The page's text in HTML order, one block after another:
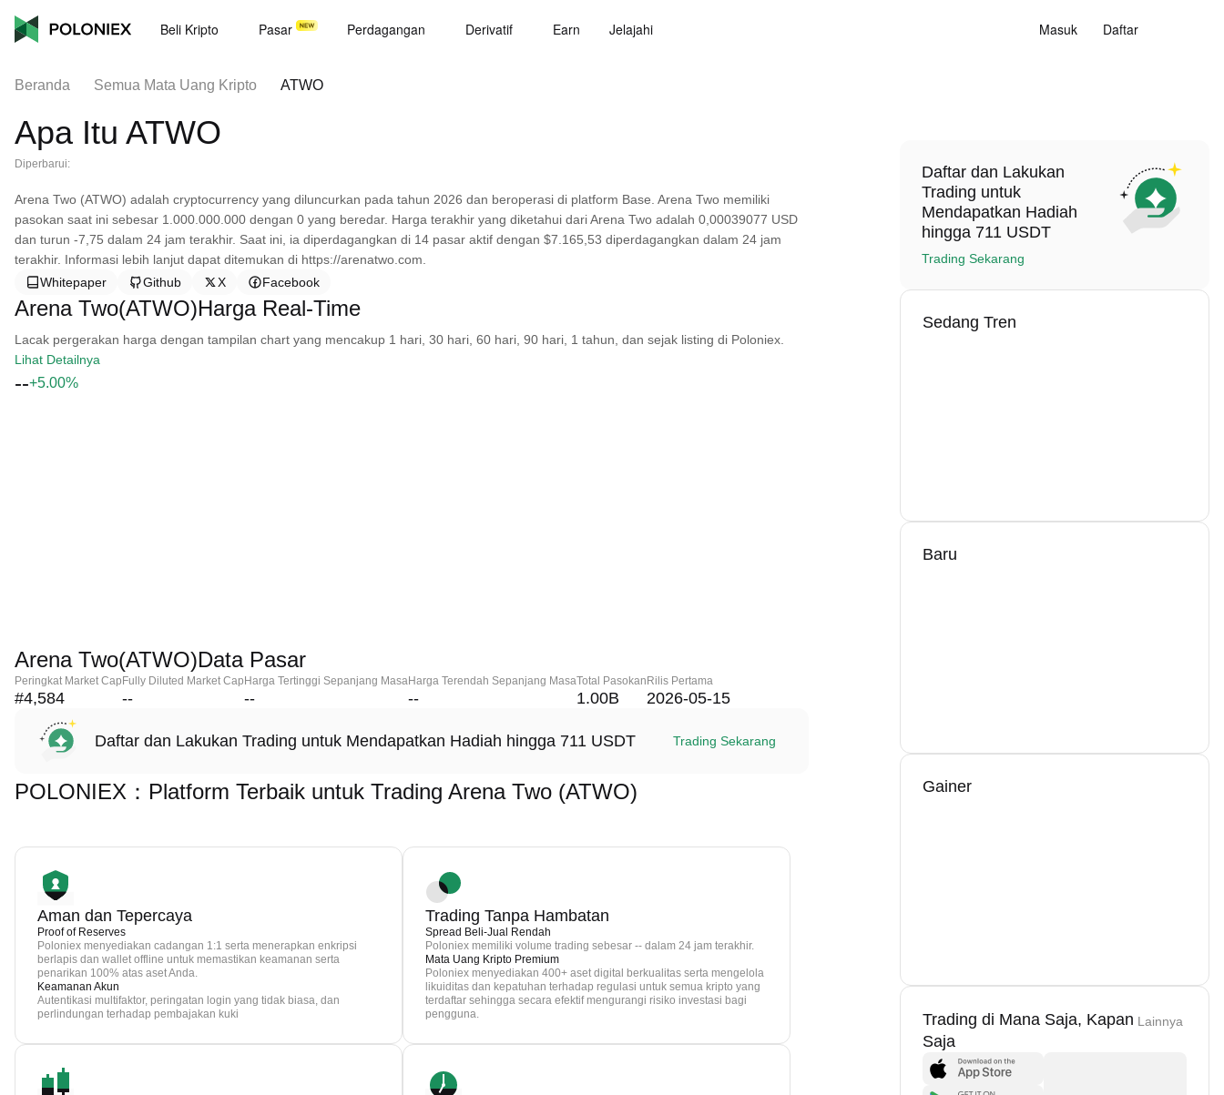
Beli Kripto Pasar Perdagangan Derivatif Earn Jelajahi Masuk Daftar
Beranda Semua Mata Uang Kripto ATWO
Apa Itu ATWO
Diperbarui:
Arena Two (ATWO) adalah cryptocurrency yang diluncurkan pada tahun 2026 dan beroperasi di platform Base. Arena Two memiliki
pasokan saat ini sebesar 1.000.000.000 dengan 0 yang beredar. Harga terakhir yang diketahui dari Arena Two adalah 0,00039077 USD
dan turun -7,75 dalam 24 jam terakhir. Saat ini, ia diperdagangkan di 14 pasar aktif dengan $7.165,53 diperdagangkan dalam 24 jam
terakhir. Informasi lebih lanjut dapat ditemukan di https://arenatwo.com.
Whitepaper
Github X Facebook
Arena Two(ATWO)Harga Real-Time
Lacak pergerakan harga dengan tampilan chart yang mencakup 1 hari, 30 hari, 60 hari, 90 hari, 1 tahun, dan sejak listing di Poloniex.
Lihat Detailnya
--+5.00%
Arena Two(ATWO)Data Pasar
Peringkat Market Cap
#4,584
Fully Diluted Market Cap
--
Harga Tertinggi Sepanjang Masa
--
Harga Terendah Sepanjang Masa
--
Total Pasokan
1.00B
Rilis Pertama
2026-05-15
Daftar dan Lakukan Trading untuk Mendapatkan Hadiah hingga 711 USDT Trading Sekarang
POLONIEX：Platform Terbaik untuk Trading Arena Two (ATWO)
Aman dan Tepercaya
Proof of Reserves
Poloniex menyediakan cadangan 1:1 serta menerapkan enkripsi
berlapis dan wallet offline untuk memastikan keamanan serta
penarikan 100% atas aset Anda.
Keamanan Akun
Autentikasi multifaktor, peringatan login yang tidak biasa, dan
perlindungan terhadap pembajakan kuki
Trading Tanpa Hambatan
Spread Beli-Jual Rendah
Poloniex memiliki volume trading sebesar -- dalam 24 jam terakhir.
Mata Uang Kripto Premium
Poloniex menyediakan 400+ aset digital berkualitas serta mengelola
likuiditas dan kepatuhan terhadap regulasi untuk semua kripto yang
terdaftar sehingga secara efektif mengurangi risiko investasi bagi
pengguna.
Daftar dan Lakukan
Trading untuk
Mendapatkan Hadiah
hingga 711 USDT
Trading Sekarang
Sedang Tren
Baru
Gainer
Trading di Mana Saja, Kapan
Saja
Lainnya